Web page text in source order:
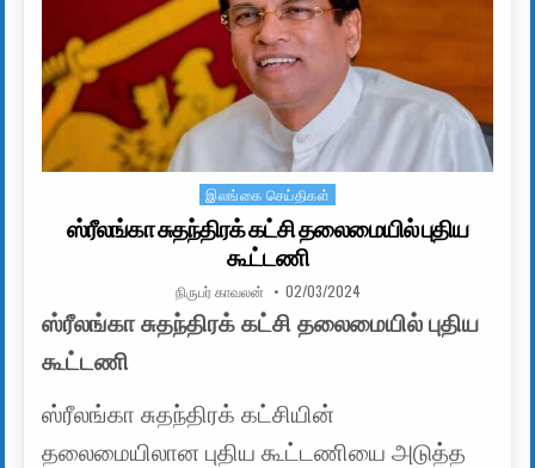
Posted in
இலங்கை செய்திகள்
ஸ்ரீலங்கா சுதந்திரக் கட்சி தலைமையில் புதிய
கூட்டணி
AUTHOR:
நிருபர் காவலன் PUBLISHED DATE:
02/03/2024
ஸ்ரீலங்கா சுதந்திரக் கட்சி தலைமையில் புதிய
கூட்டணி
ஸ்ரீலங்கா சுதந்திரக் கட்சியின்
தலைமையிலான புதிய கூட்டணியை அடுத்த